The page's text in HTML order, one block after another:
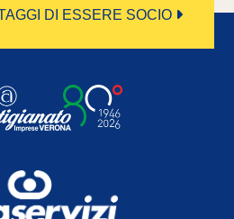
DI ESSERE SOCIO